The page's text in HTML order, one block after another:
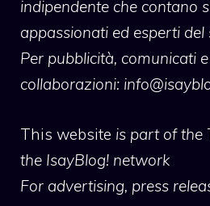
indipendente che contano
appassionati ed esperti del
Per pubblicità, comunicati e
collaborazioni:
This website is part of the
the IsayBlog! network
For advertising, press